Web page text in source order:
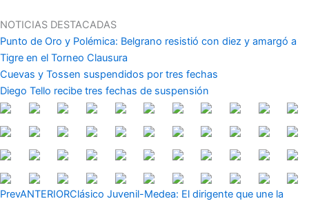
al
contenido
NOTICIAS DESTACADAS
Punto de Oro y Polémica: Belgrano resistió con diez y amargó a
Tigre en el Torneo Clausura
Cuevas y Tossen suspendidos por tres fechas
Diego Tello recibe tres fechas de suspensión
PrevANTERIORClásico Juvenil-Medea: El dirigente que une la